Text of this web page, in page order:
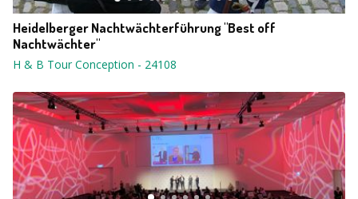
Heidelberger Nachtwächterführung "Best off
Nachtwächter"
H & B Tour Conception - 24108